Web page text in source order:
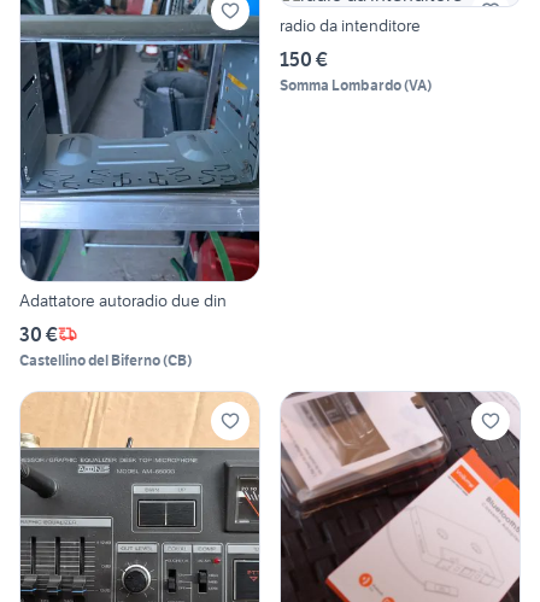
Adattatore autoradio due din
30 €
Castellino del Biferno(CB)
radio da intenditore
150 €
Somma Lombardo(VA)